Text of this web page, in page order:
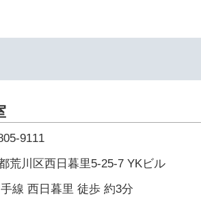
9111
荒川区西日暮里5-25-7 YKビル
線 西日暮里 徒歩 約3分